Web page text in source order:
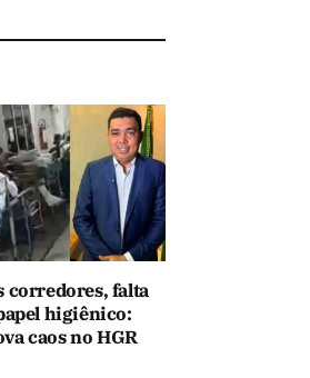
corredores, falta
higiênico:
caos no HGR